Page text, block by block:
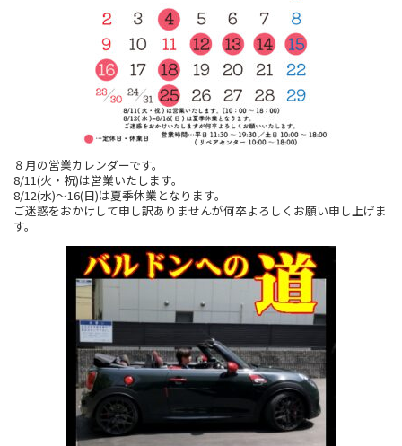
８月の営業カレンダーです。
8/11(火・祝)は営業いたします。
8/12(水)～16(日)は夏季休業となります。
ご迷惑をおかけして申し訳ありませんが何卒よろしくお願い申し上げま
す。